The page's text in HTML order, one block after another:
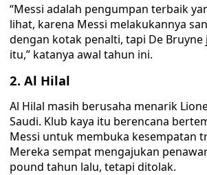
“Messi adalah pengumpan terbaik
lihat, karena Messi melakukannya
dengan kotak penalti, tapi De Bruyne
itu,” katanya awal tahun ini.
2. Al Hilal
Al Hilal masih berusaha menarik
Saudi. Klub kaya itu berencana
Messi untuk membuka kesempatan
Mereka sempat mengajukan
pound tahun lalu, tetapi ditolak.